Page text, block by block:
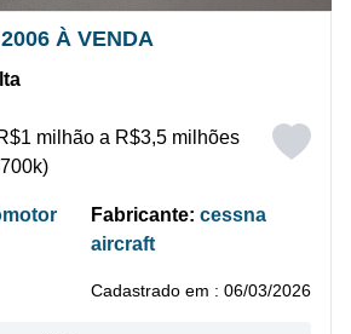
À VENDA
milhão a R$3,5 milhões
Fabricante:cessna
aircraft
Cadastrado em : 06/03/2026